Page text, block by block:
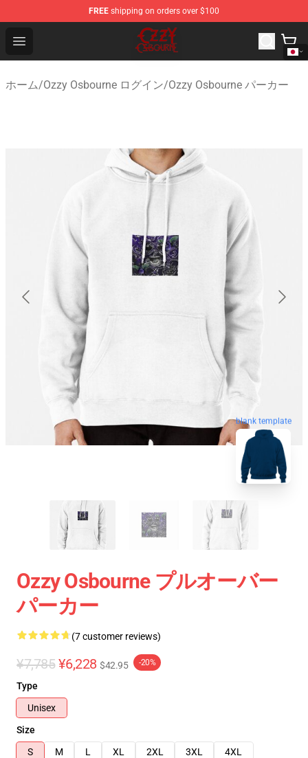
FREE shipping on orders over $100
Open menu
Ozzy Osbourne Store - Official Ozzy Osbourne
ホーム/Ozzy Osbourne ログイン/Ozzy Osbourne パーカー
blank template
Ozzy Osbourne プルオーバー
パーカー
(7 customer reviews)
¥7,785 ¥6,228 $42.95 -20%
Type
Unisex
Size
S
M L XL 2XL 3XL
4XL